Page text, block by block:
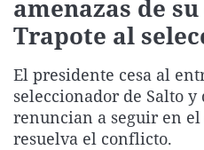
amenazas de
Trapote al
El presidente cesa al
seleccionador de Salto
renuncian a seguir en el
resuelva el conflicto.